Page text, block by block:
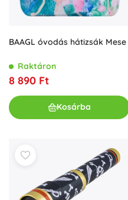
BAAGL óvodás hátizsák Mese
Raktáron
8 890 Ft
Kosárba